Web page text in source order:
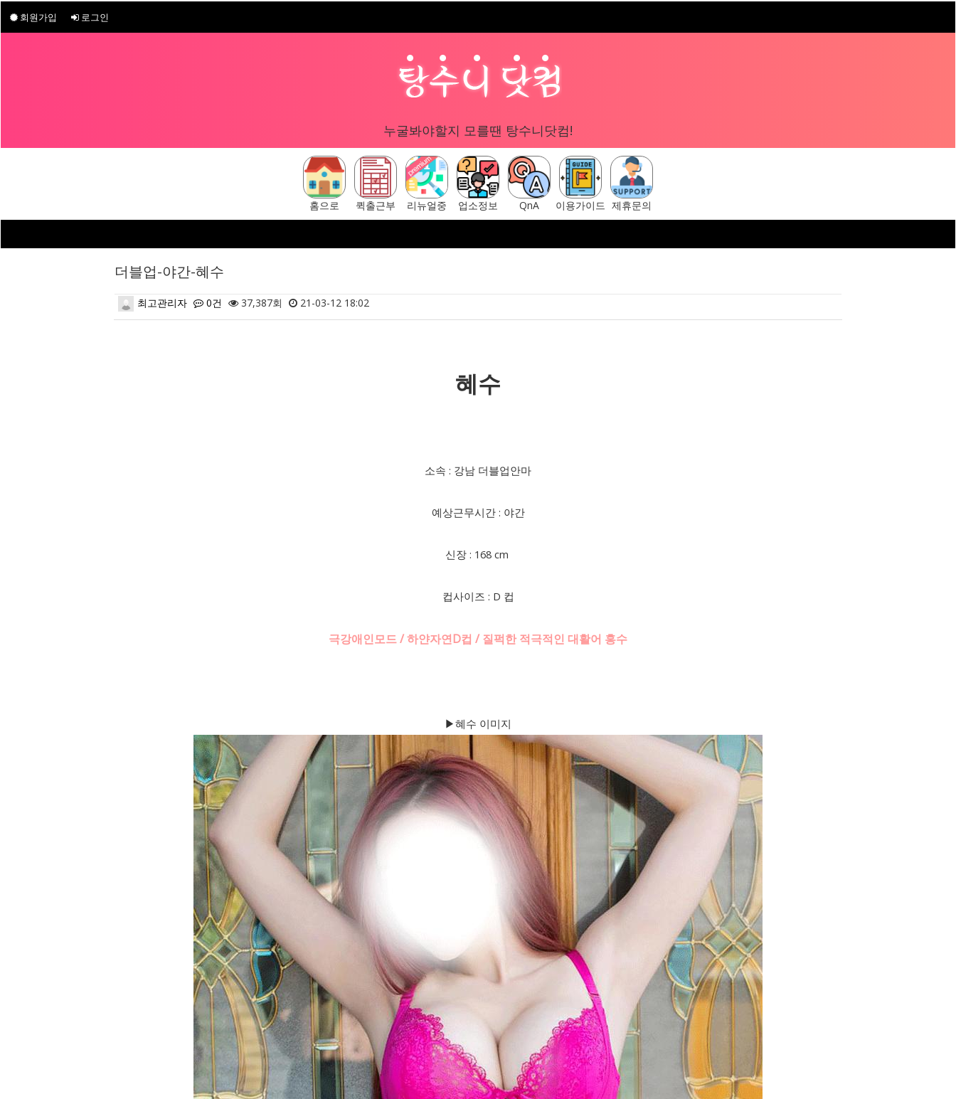
회원가입 로그인
누굴봐야할지 모를땐 탕수니닷컴!
홈으로 퀵출근부 리뉴얼중 업소정보 QnA 이용가이드 제휴문의
더블업-야간-혜수
최고관리자 0건 37,387회 21-03-12 18:02
혜수
소속 : 강남 더블업안마
예상근무시간 : 야간
신장 : 168 cm
컵사이즈 : D 컵
극강애인모드 / 하얀자연D컵 / 질퍽한 적극적인 대활어 홍수
▶혜수 이미지